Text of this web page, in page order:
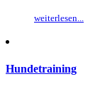
weiterlesen...
Hundetraining